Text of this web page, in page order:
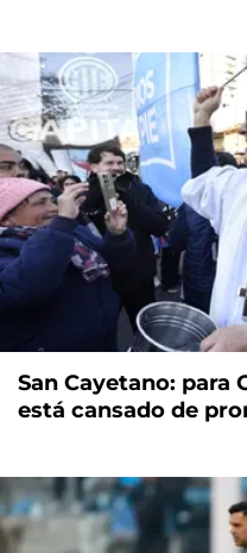
San Cayetano: para
está cansado de